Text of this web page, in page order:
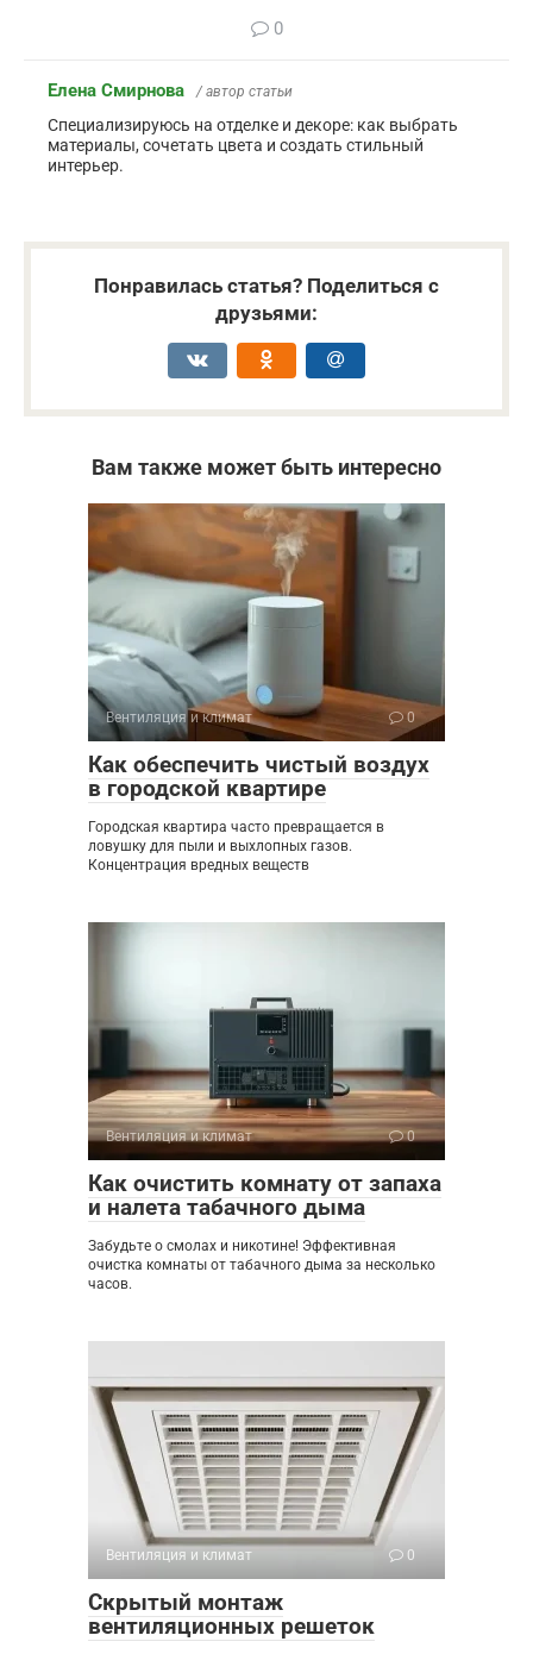
0
Елена Смирнова / автор статьи
Специализируюсь на отделке и декоре: как выбрать
материалы, сочетать цвета и создать стильный
интерьер.
Понравилась статья? Поделиться с
друзьями:
Вам также может быть интересно
Вентиляция и климат 0
Как обеспечить чистый воздух
в городской квартире
Городская квартира часто превращается в
ловушку для пыли и выхлопных газов.
Концентрация вредных веществ
Вентиляция и климат 0
Как очистить комнату от запаха
и налета табачного дыма
Забудьте о смолах и никотине! Эффективная
очистка комнаты от табачного дыма за несколько
часов.
Вентиляция и климат 0
Скрытый монтаж
вентиляционных решеток